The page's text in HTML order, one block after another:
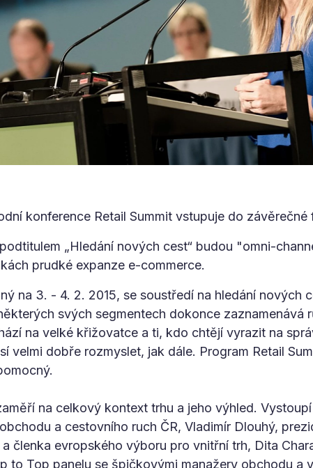
konference Retail Summit vstupuje do závěrečné
„Hledání nových cest“ budou "omni-
prudké expanze e-commerce.
na 3. - 4. 2. 2015, se soustředí na hledání nových
svých segmentech dokonce zaznamenává
na velké křižovatce a ti, kdo chtějí vyrazit na
velmi dobře rozmyslet, jak dále. Program Retail
na celkový kontext trhu a jeho výhled.
a cestovního ruch ČR, Vladimír Dlouhý,
členka evropského výboru pro vnitřní trh,‎ Dita
to Top panelu se špičkovými manažery obchodu a